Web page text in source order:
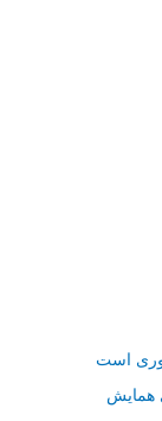
است
همایش